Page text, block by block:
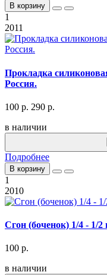
В корзину
1
2011
Прокладка
Россия.
100 р. 290 р.
в наличии
Подробнее
В корзину
1
2010
Сгон (боченок) 1/4 - 1/2
100 р.
в наличии